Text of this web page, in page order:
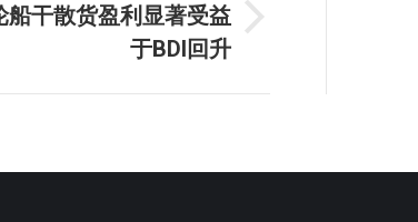
船干散货盈利显著受益
于BDI回升